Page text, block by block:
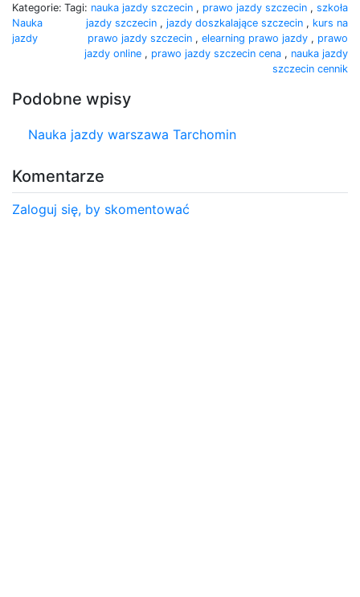
Kategorie:
Nauka
jazdy
Tagi: nauka jazdy szczecin , prawo jazdy szczecin , szkoła
jazdy szczecin , jazdy doszkalające szczecin , kurs na
prawo jazdy szczecin , elearning prawo jazdy , prawo
jazdy online , prawo jazdy szczecin cena , nauka jazdy
szczecin cennik
Podobne wpisy
Nauka jazdy warszawa Tarchomin
Komentarze
Zaloguj się, by skomentować